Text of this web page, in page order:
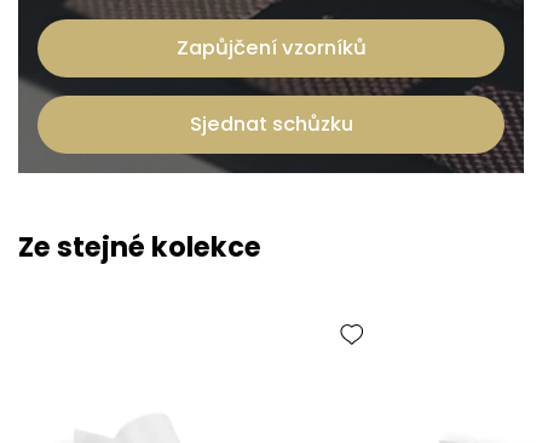
Zapůjčení vzorníků
Sjednat schůzku
Ze stejné kolekce